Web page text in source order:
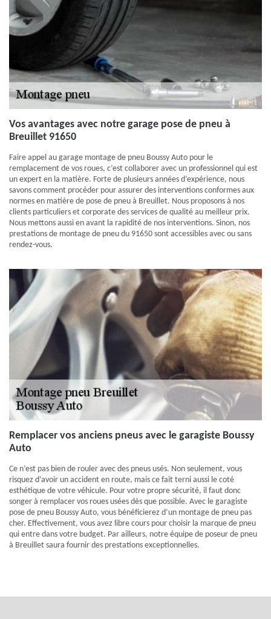
Vos avantages avec notre garage pose de pneu à
Breuillet 91650
Faire appel au garage montage de pneu Boussy Auto pour le
remplacement de vos roues, c’est collaborer avec un professionnel qui est
un expert en la matière. Forte de plusieurs années d’expérience, nous
savons comment procéder pour assurer des interventions conformes aux
normes en matière de pose de pneu à Breuillet. Nous proposons à nos
clients particuliers et corporate des services de qualité au meilleur prix.
Nous mettons aussi en avant la rapidité de nos interventions. Sinon, nos
prestations de montage de pneu du 91650 sont accessibles avec ou sans
rendez-vous.
Remplacer vos anciens pneus avec le garagiste Boussy
Auto
Ce n’est pas bien de rouler avec des pneus usés. Non seulement, vous
risquez d’avoir un accident en route, mais ce fait terni aussi le coté
esthétique de votre véhicule. Pour votre propre sécurité, il faut donc
songer à remplacer vos roues usées dès que possible. Avec le garagiste
pose de pneu Boussy Auto, vous bénéficierez d’un montage de pneu pas
cher. Effectivement, vous avez libre cours pour choisir la marque de pneu
qui entre dans votre budget. Par ailleurs, notre équipe de poseur de pneu
à Breuillet saura fournir des prestations exceptionnelles.